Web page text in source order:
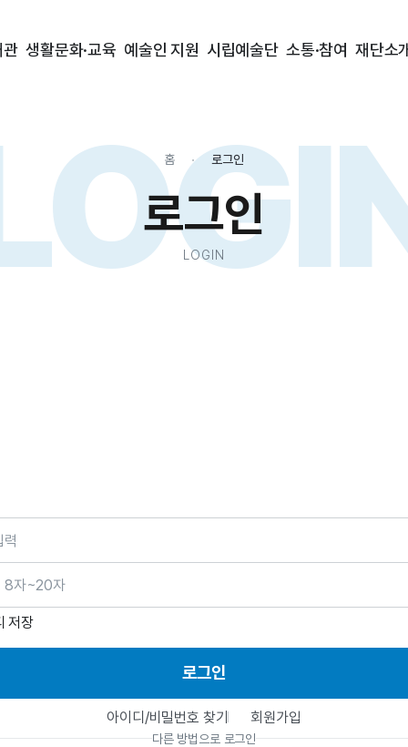
관 생활문화·교육 예술인 지원 시립예술단 소통·참여 재단소
홈 로그인
로그인
LOGIN
저장
로그인
아이디/비밀번호 찾기 회원가입
다른 방법으로 로그인